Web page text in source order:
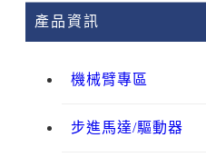
產品資訊
機械臂專區
步進馬達/驅動器